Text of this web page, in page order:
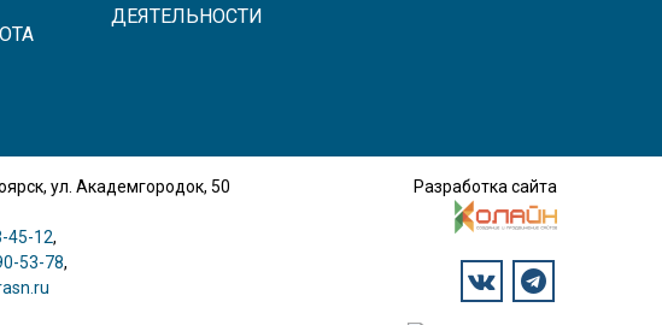
ДЕЯТЕЛЬНОСТИ
ул. Академгородок, 50
45-12,
53-78,
Разработка сайта